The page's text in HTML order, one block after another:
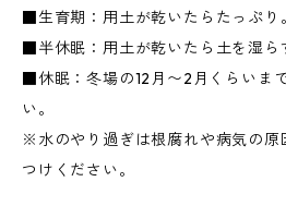
■生育期：用土が乾いたらたっぷり。
■半休眠：用土が乾いたら土を湿ら
■休眠：冬場の12月〜2月くらいま
い。
※水のやり過ぎは根腐れや病気の原
つけください。